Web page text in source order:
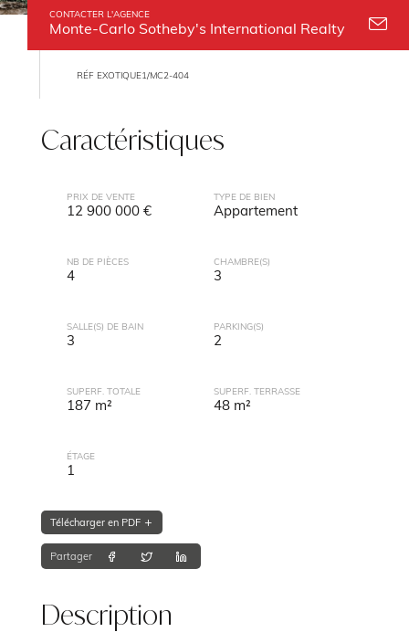
CONTACTER L'AGENCE
Monte-Carlo Sotheby's International Realty
RÉF EXOTIQUE1/MC2-404
Caractéristiques
PRIX DE VENTE
12 900 000 €
TYPE DE BIEN
Appartement
NB DE PIÈCES
4
CHAMBRE(S)
3
SALLE(S) DE BAIN
3
PARKING(S)
2
SUPERF. TOTALE
187 m²
SUPERF. TERRASSE
48 m²
ÉTAGE
1
Télécharger en PDF
Partager
Description